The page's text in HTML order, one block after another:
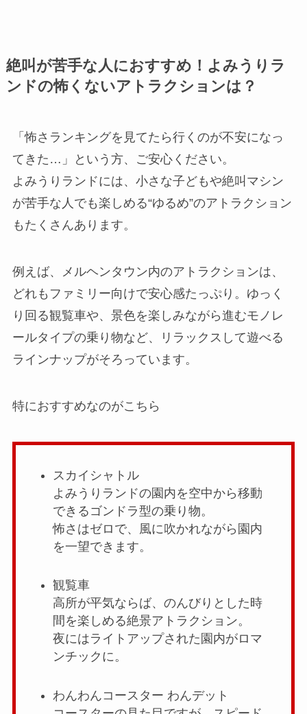
絶叫が苦手な人におすすめ！よみうりラ
ンドの怖くないアトラクションは？
「怖さランキングを見てたら行くのが不安になっ
てきた…」という方、ご安心ください。
よみうりランドには、小さな子どもや絶叫マシン
が苦手な人でも楽しめる“ゆるめ”のアトラクション
もたくさんあります。
例えば、メルヘンタウン内のアトラクションは、
どれもファミリー向けで安心感たっぷり。ゆっく
り回る観覧車や、景色を楽しみながら進むモノレ
ールタイプの乗り物など、リラックスして遊べる
ラインナップがそろっています。
特におすすめなのがこちら
スカイシャトル
よみうりランドの園内を空中から移動
できるゴンドラ型の乗り物。
怖さはゼロで、風に吹かれながら園内
を一望できます。
観覧車
高所が平気ならば、のんびりとした時
間を楽しめる絶景アトラクション。
夜にはライトアップされた園内がロマ
ンチックに。
わんわんコースター わんデット